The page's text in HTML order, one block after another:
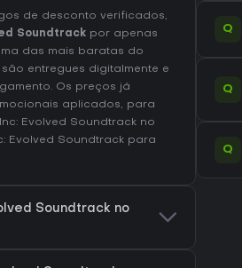
de desconto verificados,
Soundtrack por apenas
das mais baratas do
entregues digitalmente e
Os preços já
aplicados, para
Evolved Soundtrack no
Evolved Soundtrack para
Soundtrack no
Q
Q
Q